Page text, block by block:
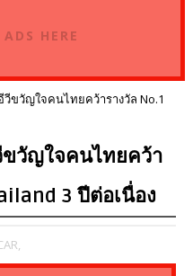
HERE
ขวัญใจคนไทยคว้ารางวัล No.1
วัญใจคนไทยคว้า
3 ปีต่อเนื่อง